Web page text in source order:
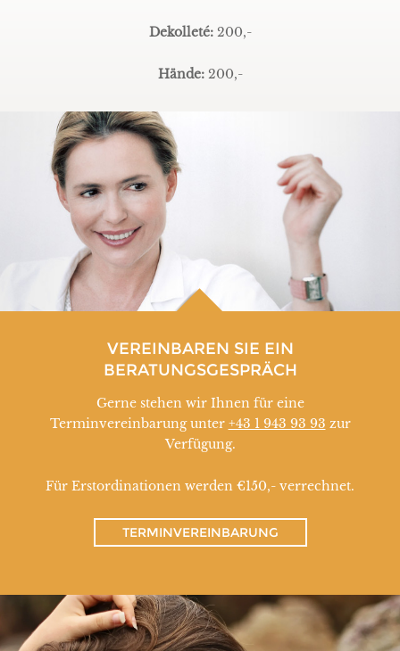
Dekolleté:200,-
Hände:200,-
VEREINBAREN SIE EIN
BERATUNGSGESPRÄCH
Gerne stehen wir Ihnen für eine
Terminvereinbarung unter +43 1 943 93 93 zur
Verfügung.
Für Erstordinationen werden €150,- verrechnet.
TERMINVEREINBARUNG